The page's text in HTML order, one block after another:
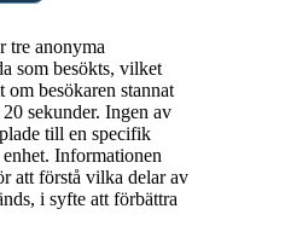
tre anonyma
som besökts, vilket
om besökaren stannat
sekunder. Ingen av
till en specifik
Informationen
att förstå vilka delar av
i syfte att förbättra